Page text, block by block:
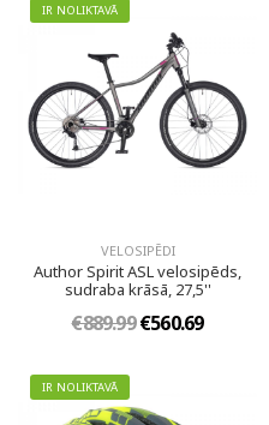
IR NOLIKTAVĀ
VELOSIPĒDI
Author Spirit ASL velosipēds,
sudraba krāsā, 27,5''
€889.99€560.69
IR NOLIKTAVĀ